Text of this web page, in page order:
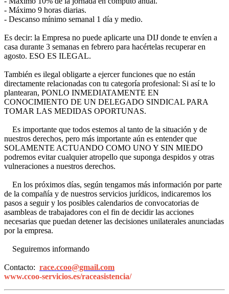
- Máximo 9 horas diarias.
- Descanso mínimo semanal 1 día y medio.
Es decir: la Empresa no puede aplicarte una DIJ donde te envíen a
casa durante 3 semanas en febrero para hacértelas recuperar en
agosto. ESO ES ILEGAL.
También es ilegal obligarte a ejercer funciones que no están
directamente relacionadas con tu categoría profesional: Si así te lo
plantearan, PONLO INMEDIATAMENTE EN
CONOCIMIENTO DE UN DELEGADO SINDICAL PARA
TOMAR LAS MEDIDAS OPORTUNAS.
Es importante que todos estemos al tanto de la situación y de
nuestros derechos, pero más importante aún es entender que
SOLAMENTE ACTUANDO COMO UNO Y SIN MIEDO
podremos evitar cualquier atropello que suponga despidos y otras
vulneraciones a nuestros derechos.
En los próximos días, según tengamos más información por parte
de la compañía y de nuestros servicios jurídicos, indicaremos los
pasos a seguir y los posibles calendarios de convocatorias de
asambleas de trabajadores con el fin de decidir las acciones
necesarias que puedan detener las decisiones unilaterales anunciadas
por la empresa.
Seguiremos informando
Contacto: race.ccoo@gmail.com
www.ccoo-servicios.es/raceasistencia/